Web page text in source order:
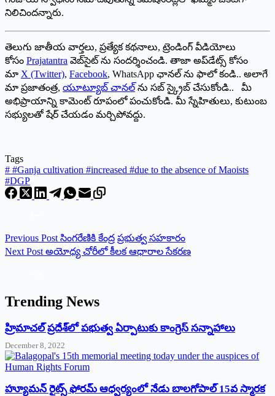
నిలిచిందన్నారు.
తెలుగు జాతీయ వార్తలు, ప్రత్యేక కథనాలు, ట్రెండింగ్ వీడియోలు
కోసం Prajatantra వెబ్‌సైట్ ను సందర్శించండి. తాజా అప్‌డేట్స్ కోసం
మా X (Twitter), Facebook, WhatsApp ఛానల్ ను ఫాలో కండి.. అలాగే
మా ప్రజాతంత్ర, యూట్యూబ్ చానల్ ను సబ్ స్క్రైబ్ చేసుకోండి.. మీ
అభిప్రాయాన్ని కామెంట్ రూపంలో పంచుకోండి. మీ స్నేహితులు, కుటుంబ
సభ్యులతో షేర్ చేయడం మర్చిపోవద్దు.
Tags
# #Ganja cultivation #increased #due to the absence of Maoists
#DGP
Previous Post సింగరేణికి కేంద్ర ప్ర‌భుత్వ‌ సహకారం
Next Post అయోధ్య చోరీలో కీలక ఆధారాల సేకరణ
Trending News
‌హ్రిమాచల్‌ ‌ప్రదేశ్‌లో పభుత్వ ఏర్పాటుకు కాంగ్రెస్‌ ‌సన్నాహాలు
December 8, 2022
హ్యూమన్‌ రైట్స్‌ ఫోరమ్‌ ఆధ్వర్యంలో నేడు బాలగోపాల్‌ 15వ స్మారక